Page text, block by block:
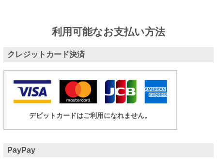
利用可能なお支払い方法
クレジットカード決済
デビットカードはご利用になれません。
PayPay